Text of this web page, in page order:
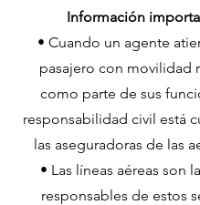
Información
• Cuando un agente
pasajero con movilidad
como parte de sus
responsabilidad civil está
las aseguradoras de las
• Las líneas aéreas son
responsables de estos